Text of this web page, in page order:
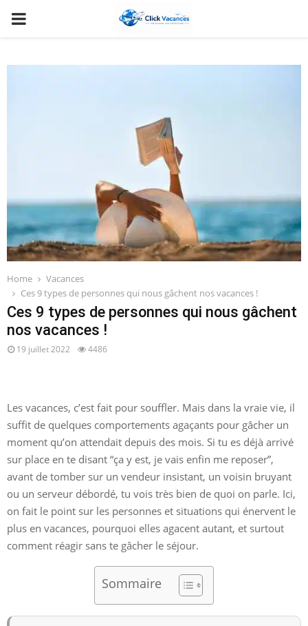
PRIMARY
Home
Vacances
Ces 9 types de personnes qui nous gâchent nos vacances !
Ces 9 types de personnes qui nous gâchent
nos vacances !
19 juillet 2022 4486
Les vacances, c’est fait pour souffler. Mais dans la vraie vie, il
suffit de quelques comportements agaçants pour gâcher un
moment qu’on attendait depuis des mois. Si tu es déjà arrivé
sur place en te disant “ça y est, je vais enfin me reposer”,
avant de tomber sur un vendeur insistant, un voisin bruyant
ou un serveur débordé, tu vois très bien de quoi on parle. Ici,
on fait le point sur les personnes et situations qui énervent le
plus en vacances, pourquoi elles agacent autant, et surtout
comment réagir sans te gâcher le séjour.
Sommaire